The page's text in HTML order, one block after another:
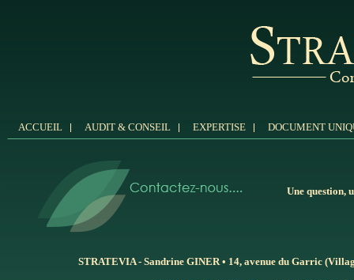
ACCUEIL AUDIT & CONSEIL EXPERTISE DOCUMENT
Une question,
STRATEVIA - Sandrine GINER • 14, avenue du Garric